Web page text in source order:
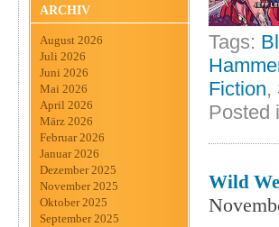
ARCHIV
August 2026
Juli 2026
Juni 2026
Mai 2026
April 2026
März 2026
Februar 2026
Januar 2026
Dezember 2025
November 2025
Oktober 2025
September 2025
Tags:
Fiction,
Posted
Wild